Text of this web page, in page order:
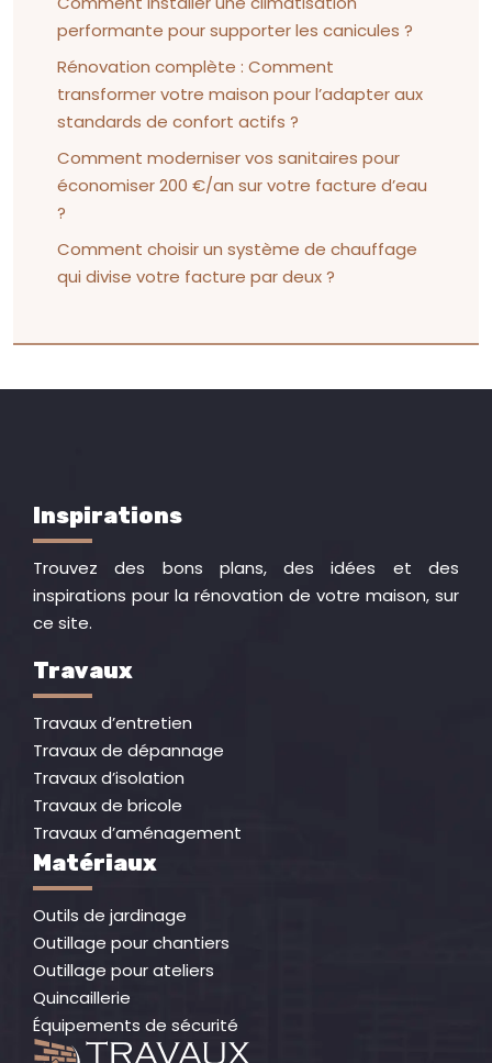
performante pour supporter les canicules ?
Rénovation complète : Comment
transformer votre maison pour l’adapter aux
standards de confort actifs ?
Comment moderniser vos sanitaires pour
économiser 200 €/an sur votre facture d’eau
?
Comment choisir un système de chauffage
qui divise votre facture par deux ?
Inspirations
Trouvez des bons plans, des idées et des
inspirations pour la rénovation de votre maison, sur
ce site.
Travaux
Travaux d’entretien
Travaux de dépannage
Travaux d’isolation
Travaux de bricole
Travaux d’aménagement
Matériaux
Outils de jardinage
Outillage pour chantiers
Outillage pour ateliers
Quincaillerie
Équipements de sécurité